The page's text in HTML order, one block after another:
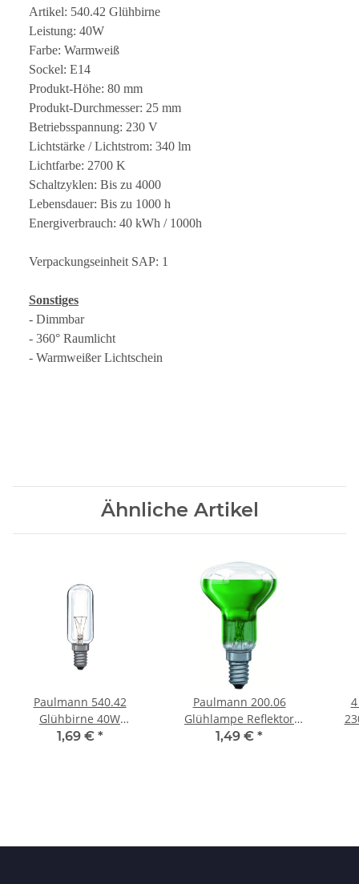
Artikel: 540.42 Glühbirne
Leistung: 40W
Farbe: Warmweiß
Sockel: E14
Produkt-Höhe: 80 mm
Produkt-Durchmesser: 25 mm
Betriebsspannung: 230 V
Lichtstärke / Lichtstrom: 340 lm
Lichtfarbe: 2700 K
Schaltzyklen: Bis zu 4000
Lebensdauer: Bis zu 1000 h
Energiverbrauch: 40 kWh / 1000h
Verpackungseinheit SAP: 1
Sonstiges
- Dimmbar
- 360° Raumlicht
- Warmweißer Lichtschein
Ähnliche Artikel
Paulmann 540.42
Glühbirne 40W
Röhrenform Lampe E14
1,69 € *
Paulmann 200.06
Glühlampe Reflektor
Lampe R50 Grün 40W
1,49 € *